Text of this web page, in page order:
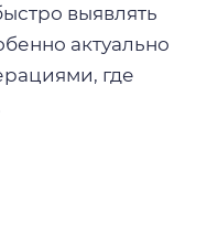
выявлять
актуально
где